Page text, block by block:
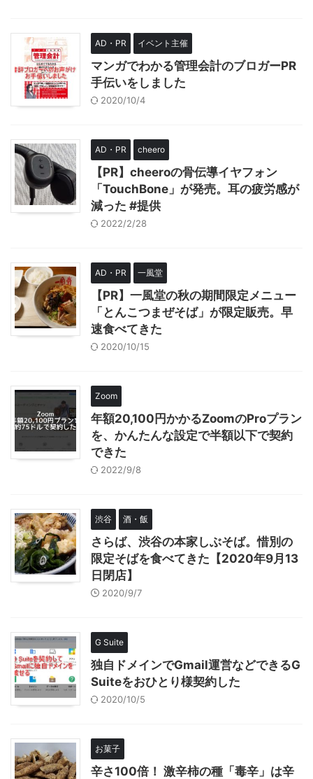
AD・PR イベント主催
マンガでわかる管理会計のブロガーPR
手伝いをしました
2020/10/4
AD・PR cheero
【PR】cheeroの骨伝導イヤフォン
「TouchBone」が発売。耳の疲労感が
減った #提供
2022/2/28
AD・PR 一風堂
【PR】一風堂の秋の期間限定メニュー
「とんこつまぜそば」が限定販売。早
速食べてきた
2020/10/15
Zoom
年額20,100円かかるZoomのProプラン
を、かんたんな設定で半額以下で契約
できた
2022/9/8
渋谷 酒・飯
さらば、渋谷の本家しぶそば。惜別の
限定そばを食べてきた【2020年9月13
日閉店】
2020/9/7
G Suite
独自ドメインでGmail運営などできるG
Suiteをおひとり様契約した
2020/10/5
お菓子
辛さ100倍！ 激辛柿の種「毒辛」は辛